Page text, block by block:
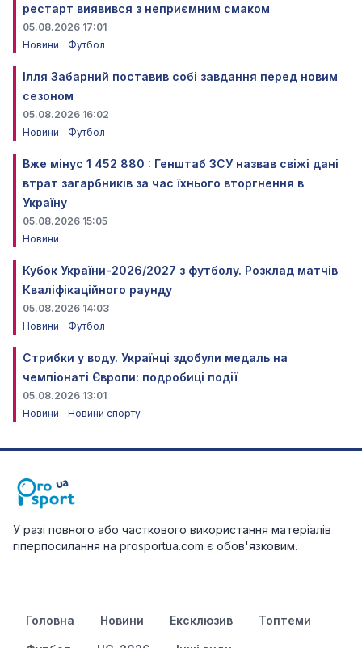
рестарт виявився з неприємним смаком
05.08.2026 17:01
Новини
Футбол
Ілля Забарний поставив собі завдання перед новим
сезоном
05.08.2026 16:02
Новини
Футбол
Вже мінус 1 452 880 : Генштаб ЗСУ назвав свіжі дані
втрат загарбників за час їхнього вторгнення в
Україну
05.08.2026 15:05
Новини
Кубок України-2026/2027 з футболу. Розклад матчів
Кваліфікаційного раунду
05.08.2026 14:03
Новини
Футбол
Стрибки у воду. Українці здобули медаль на
чемпіонаті Європи: подробиці події
05.08.2026 13:01
Новини
Новини спорту
У разі повного або часткового використання матеріалів
гіперпосилання на prosportua.com є обов'язковим.
Головна Новини Ексклюзив Топтеми